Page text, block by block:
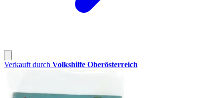
Verkauft durch Volkshilfe Oberösterreich